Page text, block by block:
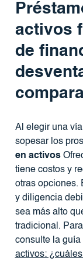
activos
de
Al elegir una
sopesar los
en activos
tiene costos y
otras opciones.
y diligencia
sea más alto
tradicional.
consulte la guía
activos: